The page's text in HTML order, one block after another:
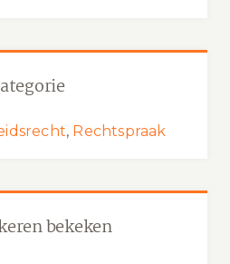
, Rechtspraak
bekeken